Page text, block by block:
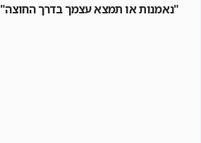
"נאמנות או תמצא עצמך בדרך החוצה"